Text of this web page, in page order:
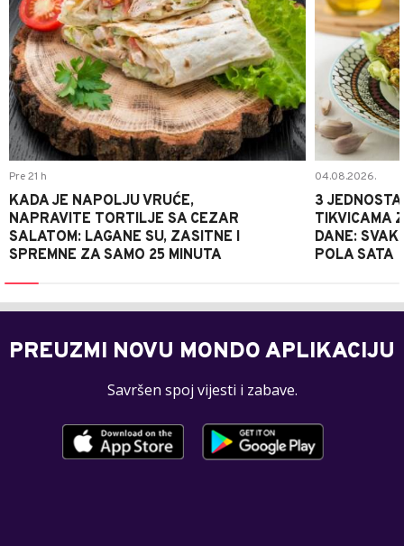
Pre 21 h
KADA JE NAPOLJU VRUĆE,
NAPRAVITE TORTILJE SA CEZAR
SALATOM: LAGANE SU, ZASITNE I
SPREMNE ZA SAMO 25 MINUTA
04.08.2026.
3
TIKVICAMA
DANE:
POLA SATA
PREUZMI NOVU MONDO APLIKACIJU
Savršen spoj vijesti i zabave.